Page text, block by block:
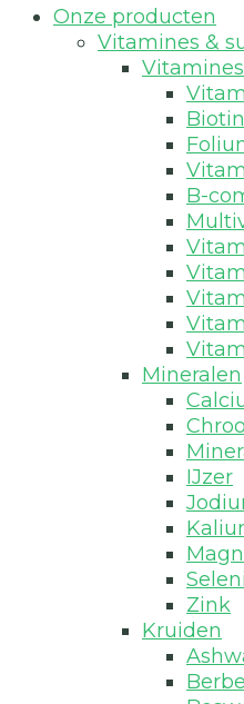
Onze producten
Vitamines &
Vitamines
B-
Mineralen
IJzer
Zink
Kruiden